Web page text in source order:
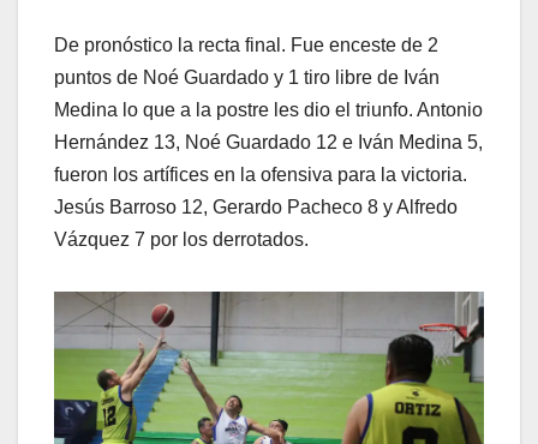
De pronóstico la recta final. Fue enceste de 2
puntos de Noé Guardado y 1 tiro libre de Iván
Medina lo que a la postre les dio el triunfo. Antonio
Hernández 13, Noé Guardado 12 e Iván Medina 5,
fueron los artífices en la ofensiva para la victoria.
Jesús Barroso 12, Gerardo Pacheco 8 y Alfredo
Vázquez 7 por los derrotados.